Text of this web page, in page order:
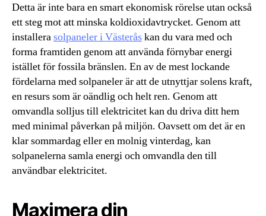
Detta är inte bara en smart ekonomisk rörelse utan också
ett steg mot att minska koldioxidavtrycket. Genom att
installerasolpaneler i Västeråskan du vara med och
forma framtiden genom att använda förnybar energi
istället för fossila bränslen. En av de mest lockande
fördelarna med solpaneler är att de utnyttjar solens kraft,
en resurs som är oändlig och helt ren. Genom att
omvandla solljus till elektricitet kan du driva ditt hem
med minimal påverkan på miljön. Oavsett om det är en
klar sommardag eller en molnig vinterdag, kan
solpanelerna samla energi och omvandla den till
användbar elektricitet.
Maximera din